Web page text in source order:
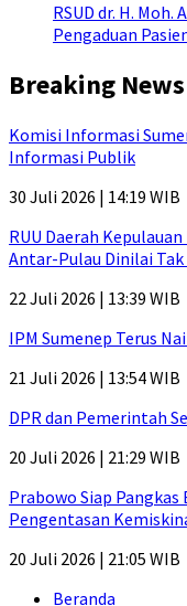
RSUD dr. H. Moh.
Pengaduan
Breaking News
Komisi Informasi
Informasi Publik
30 Juli 2026 | 14:19 WIB
RUU Daerah
Antar-Pulau Dinilai Tak
22 Juli 2026 | 13:39 WIB
IPM Sumenep Terus
21 Juli 2026 | 13:54 WIB
DPR dan Pemerintah
20 Juli 2026 | 21:29 WIB
Prabowo Siap
Pengentasan
20 Juli 2026 | 21:05 WIB
Beranda